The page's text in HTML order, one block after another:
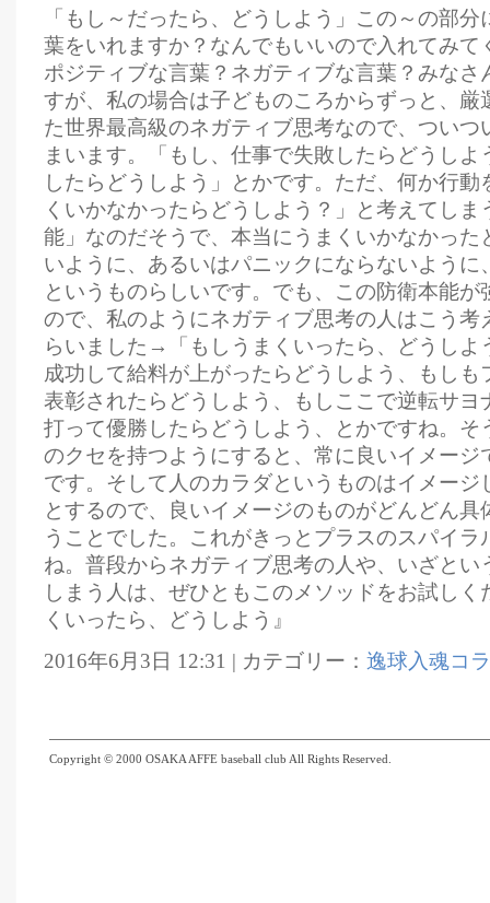
「もし～だったら、どうしよう」この～の部
葉をいれますか？なんでもいいので入れてみて
ポジティブな言葉？ネガティブな言葉？みなさ
すが、私の場合は子どものころからずっと、厳
た世界最高級のネガティブ思考なので、ついつ
まいます。「もし、仕事で失敗したらどうし
したらどうしよう」とかです。ただ、何か行
くいかなかったらどうしよう？」と考えてしま
能」なのだそうで、本当にうまくいかなかった
いように、あるいはパニックにならないように
というものらしいです。でも、この防衛本能が
ので、私のようにネガティブ思考の人はこう考
らいました→「もしうまくいったら、どうしよ
成功して給料が上がったらどうしよう、もしも
表彰されたらどうしよう、もしここで逆転サヨ
打って優勝したらどうしよう、とかですね。そ
のクセを持つようにすると、常に良いイメージ
です。そして人のカラダというものはイメージ
とするので、良いイメージのものがどんどん具
うことでした。これがきっとプラスのスパイラ
ね。普段からネガティブ思考の人や、いざとい
しまう人は、ぜひともこのメソッドをお試し
くいったら、どうしよう』
2016年6月3日 12:31 | カテゴリー： 逸球入魂コ
Copyright © 2000 OSAKA AFFE baseball club All Rights Reserved.